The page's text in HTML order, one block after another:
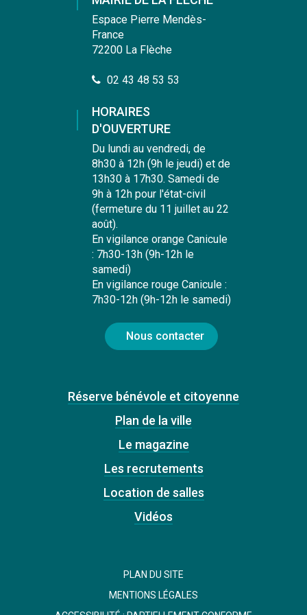
Espace Pierre Mendès-
France
72200 La Flèche
02 43 48 53 53
HORAIRES
D'OUVERTURE
Du lundi au vendredi, de
8h30 à 12h (9h le jeudi) et de
13h30 à 17h30. Samedi de
9h à 12h pour l'état-civil
(fermeture du 11 juillet au 22
août).
En vigilance orange Canicule
: 7h30-13h (9h-12h le
samedi)
En vigilance rouge Canicule :
7h30-12h (9h-12h le samedi)
Nous contacter
Réserve bénévole et citoyenne
Plan de la ville
Le magazine
Les recrutements
Location de salles
Vidéos
PLAN DU SITE
MENTIONS LÉGALES